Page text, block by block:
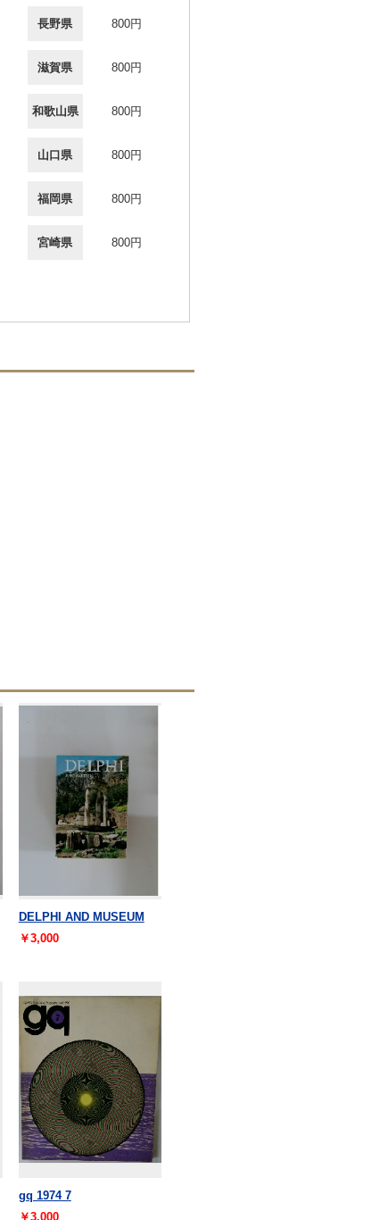
長野県 800円
滋賀県 800円
和歌山県 800円
山口県 800円
福岡県 800円
宮崎県 800円
DELPHI AND MUSEUM
￥3,000
gq 1974 7
￥3,000